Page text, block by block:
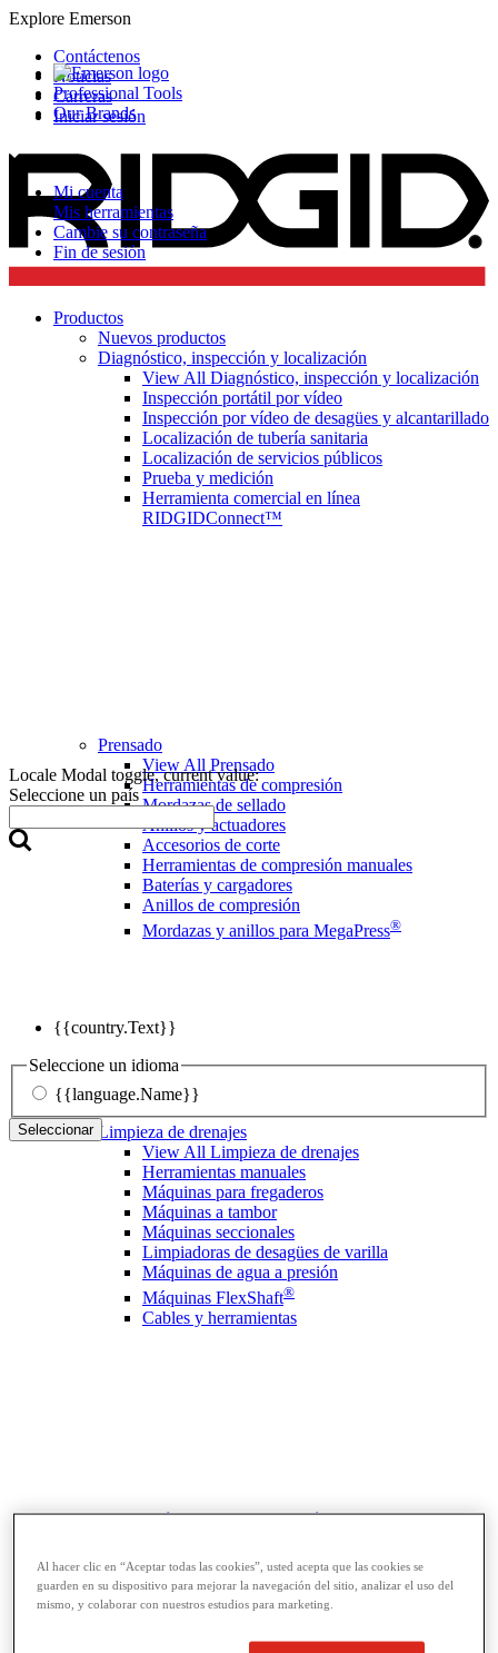
Explore Emerson
Professional Tools
Our Brands
Contáctenos
Noticias
Carreras
Iniciar sesión
Mi cuenta
Mis herramientas
Cambie su contraseña
Fin de sesión
Locale Modal toggle, current value:
Seleccione un país
{{country.Text}}
Seleccione un idioma
{{language.Name}}
Seleccionar
Productos
Nuevos productos
Diagnóstico, inspección y localización
View All Diagnóstico, inspección y localización
Inspección portátil por vídeo
Inspección por vídeo de desagües y alcantarillado
Localización de tubería sanitaria
Localización de servicios públicos
Prueba y medición
Herramienta comercial en línea
RIDGIDConnect™
Prensado
View All Prensado
Herramientas de compresión
Mordazas de sellado
Anillos y actuadores
Accesorios de corte
Herramientas de compresión manuales
Baterías y cargadores
Anillos de compresión
Mordazas y anillos para MegaPress®
Limpieza de drenajes
View All Limpieza de drenajes
Herramientas manuales
Máquinas para fregaderos
Máquinas a tambor
Máquinas seccionales
Limpiadoras de desagües de varilla
Máquinas de agua a presión
Máquinas FlexShaft®
Cables y herramientas
Fabricación de roscado y tuberías
Roscado
Ranurado de rodillo
Doblado y corte de agujeros
Corte y fabricación de tubos
Al hacer clic en “Aceptar todas las cookies”, usted acepta que las cookies se
guarden en su dispositivo para mejorar la navegación del sitio, analizar el uso del
mismo, y colaborar con nuestros estudios para marketing.